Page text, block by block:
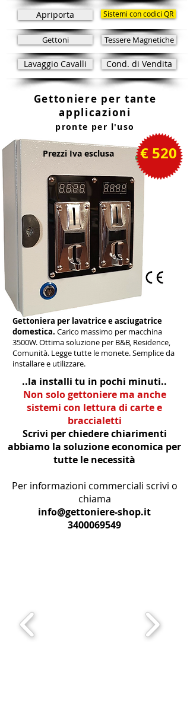
Apriporta
Gettoni
Lavaggio Cavalli
Sistemi con codici QR
Tessere Magnetiche
Cond. di Vendita
Gettoniere per tante
applicazioni
pronte per l'uso
Gettoniera per lavatrice e asciugatrice
domestica. Carico massimo per macchina
3500W. Ottima soluzione per B&B, Residence,
Comunità. Legge tutte le monete. Semplice da
installare e utilizzare.
Prezzi Iva esclusa € 520
..la installi tu in pochi minuti..
Non solo gettoniere ma anche
sistemi con lettura di carte e
braccialetti
Scrivi per chiedere chiarimenti
abbiamo la soluzione economica per
tutte le necessità
Per informazioni commerciali scrivi o
chiama
info@gettoniere-shop.it
3400069549